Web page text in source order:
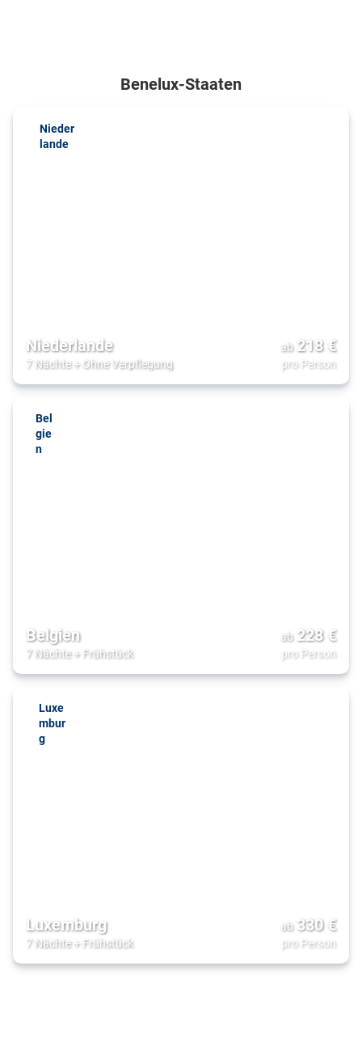
Benelux-Staaten
Nieder
lande
Niederlande
7 Nächte+ Ohne Verpflegung
ab 218€
pro Person
Bel
gie
n
Belgien
7 Nächte+ Frühstück
ab 228€
pro Person
Luxe
mbur
g
Luxemburg
7 Nächte+ Frühstück
ab 330€
pro Person